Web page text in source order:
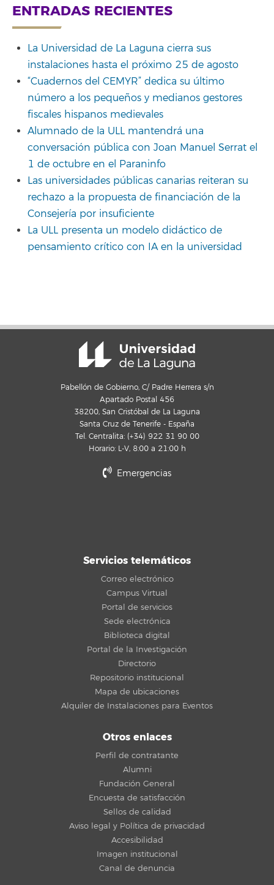
ENTRADAS RECIENTES
La Universidad de La Laguna cierra sus
instalaciones hasta el próximo 25 de agosto
“Cuadernos del CEMYR” dedica su último
número a los pequeños y medianos gestores
fiscales hispanos medievales
Alumnado de la ULL mantendrá una
conversación pública con Joan Manuel Serrat el
1 de octubre en el Paraninfo
Las universidades públicas canarias reiteran su
rechazo a la propuesta de financiación de la
Consejería por insuficiente
La ULL presenta un modelo didáctico de
pensamiento crítico con IA en la universidad
Pabellón de Gobierno, C/ Padre Herrera s/n
Apartado Postal 456
38200, San Cristóbal de La Laguna
Santa Cruz de Tenerife - España
Tel. Centralita: (+34) 922 31 90 00
Horario: L-V, 8:00 a 21:00 h
Emergencias
Servicios telemáticos
Correo electrónico
Campus Virtual
Portal de servicios
Sede electrónica
Biblioteca digital
Portal de la Investigación
Directorio
Repositorio institucional
Mapa de ubicaciones
Alquiler de Instalaciones para Eventos
Otros enlaces
Perfil de contratante
Alumni
Fundación General
Encuesta de satisfacción
Sellos de calidad
Aviso legal y Política de privacidad
Accesibilidad
Imagen institucional
Canal de denuncia